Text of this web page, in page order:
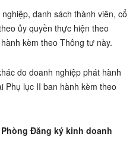
danh sách thành viên, cổ
ủy quyền thực hiện theo
kèm theo Thông tư này.
do doanh nghiệp phát hành
Phụ lục II ban hành kèm theo
Đăng ký kinh doanh